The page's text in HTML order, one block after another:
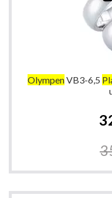
OlympenVB3-6,5